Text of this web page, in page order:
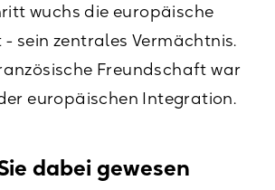
wuchs die europäische
sein zentrales Vermächtnis.
Freundschaft war
europäischen Integration.
dabei gewesen